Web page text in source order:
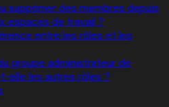
supprimer des membres depuis
espaces de travail ?
entre les rôles et les
groupe administrateur de
elle les autres rôles ?